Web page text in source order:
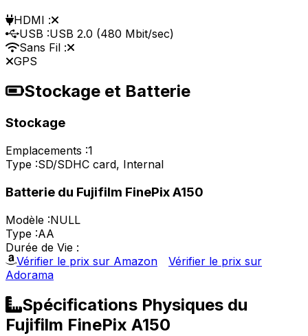
HDMI :
USB :USB 2.0 (480 Mbit/sec)
Sans Fil :
GPS
Stockage et Batterie
Stockage
Emplacements :1
Type :SD/SDHC card, Internal
Batterie du Fujifilm FinePix A150
Modèle :NULL
Type :AA
Durée de Vie :
Vérifier le prix sur Amazon
Vérifier le prix sur
Adorama
Spécifications Physiques du
Fujifilm FinePix A150